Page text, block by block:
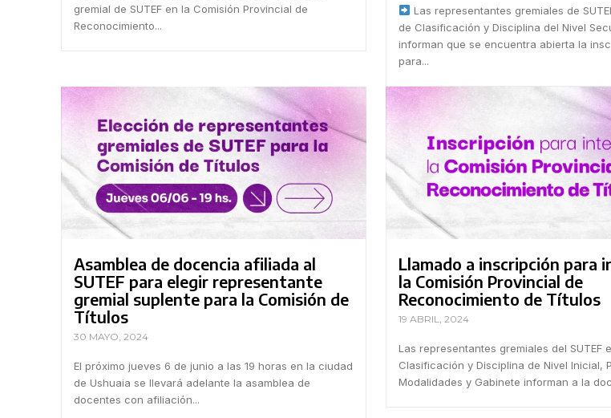
gremial de SUTEF en la Comisión Provincial de
Reconocimiento...
Las representantes gremiales de
de Clasificación y Disciplina del Nivel
informan que se encuentra abierta la
para...
Asamblea de docencia afiliada al
SUTEF para elegir representante
gremial suplente para la Comisión de
Títulos
30 MAYO, 2024
El próximo jueves 6 de junio a las 19 horas en la ciudad
de Ushuaia se llevará adelante la asamblea de
docentes con afiliación...
Llamado a inscripción para
la Comisión Provincial de
Reconocimiento de Títulos
19 ABRIL, 2024
Las representantes gremiales del SUTEF
Clasificación y Disciplina de Nivel Inicial,
Modalidades y Gabinete informan a la